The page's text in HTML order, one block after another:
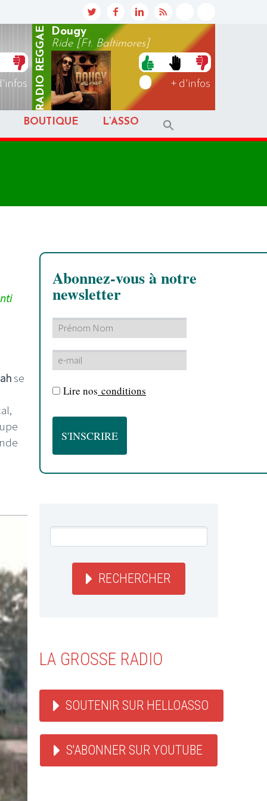
RADIO
REGGAE
Dougy
Ride [Ft. Baltimores]
+ d'infos
BOUTIQUE L’ASSO
se
Abonnez-vous à notre
newsletter
Lire nos conditions
RECHERCHER
LA GROSSE RADIO
SOUTENIR SUR HELLOASSO
S'ABONNER SUR YOUTUBE